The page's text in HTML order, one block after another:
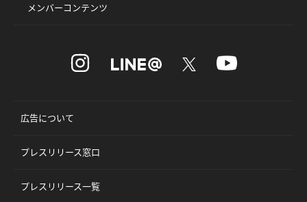
メンバーコンテンツ
広告について
プレスリリース窓口
プレスリリース一覧